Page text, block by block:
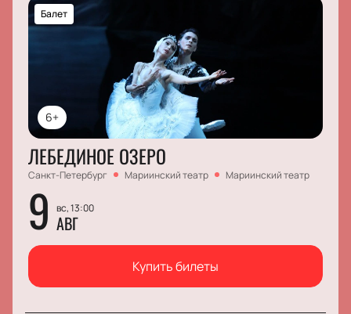
6+
Балет
ЛЕБЕДИНОЕ ОЗЕРО
Санкт-Петербург Мариинский театр Мариинский театр
9 вс, 13:00
АВГ
Купить билеты